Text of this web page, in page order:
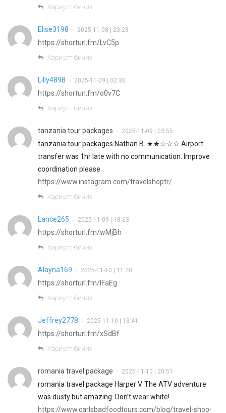
Хариулт бичих
Elise3198 • 2025-11-08 | 23:28
https://shorturl.fm/LvC5p
Хариулт бичих
Lilly4898 • 2025-11-09 | 02:30
https://shorturl.fm/o0v7C
Хариулт бичих
tanzania tour packages • 2025-11-09 | 03:55
tanzania tour packages Nathan B. ★★☆☆☆ Airport
transfer was 1hr late with no communication. Improve
coordination please.
https://www.instagram.com/travelshoptr/
Хариулт бичих
Lance265 • 2025-11-09 | 18:23
https://shorturl.fm/wMjBh
Хариулт бичих
Alayna169 • 2025-11-10 | 11:20
https://shorturl.fm/IFaEg
Хариулт бичих
Jeffrey2778 • 2025-11-10 | 13:41
https://shorturl.fm/xSdBf
Хариулт бичих
romania travel package • 2025-11-10 | 20:51
romania travel package Harper V. The ATV adventure
was dusty but amazing. Don’t wear white!
https://www.carlsbadfoodtours.com/blog/travel-shop-